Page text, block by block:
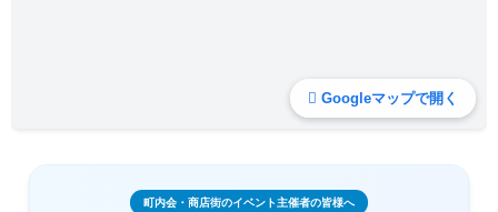
Googleマップで開く
町内会・商店街のイベント主催者の皆様へ